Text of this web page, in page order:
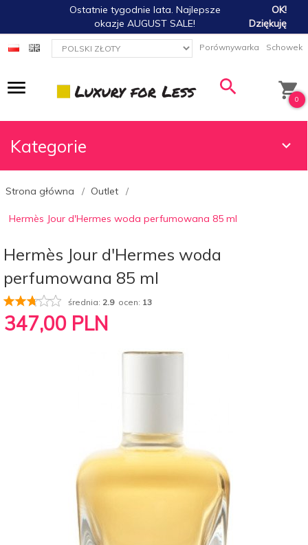
Ostatnie tygodnie lata. Najlepsze
okazje AUGUST SALE!
OK!
Dziękuję
currency_h Porównywarka Schowek
0
Kategorie
Strona główna Outlet
Hermès Jour d'Hermes woda perfumowana 85 ml
Hermès Jour d'Hermes woda
perfumowana 85 ml
średnia: 2.9ocen: 13
347,00 PLN